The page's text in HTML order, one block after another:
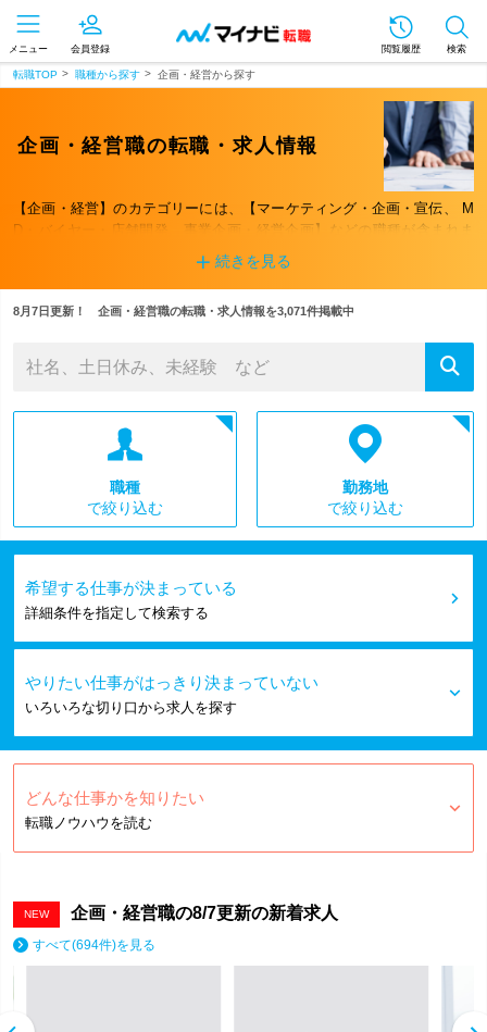
メニュー 会員登録 閲覧履歴 検索
転職TOP 職種から探す 企画・経営から探す
企画・経営職の転職・求人情報
【企画・経営】のカテゴリーには、【マーケティング・企画・宣伝、 M
D・バイヤー・店舗開発、事業企画・経営企画】などの職種が含まれま
す。希望する仕事が決まっているなら、下の詳細条件から求人を探しま
しょう！ 職種以外にもさまざまな切り口から検索が可能です。
続きを見る
8月7日更新！ 企画・経営職の転職・求人情報を3,071件掲載中
職種
で絞り込む
勤務地
で絞り込む
希望する仕事が決まっている
詳細条件を指定して検索する
やりたい仕事がはっきり決まっていない
いろいろな切り口から求人を探す
どんな仕事かを知りたい
転職ノウハウを読む
NEW 企画・経営職の8/7更新の新着求人
すべて(694件)を見る